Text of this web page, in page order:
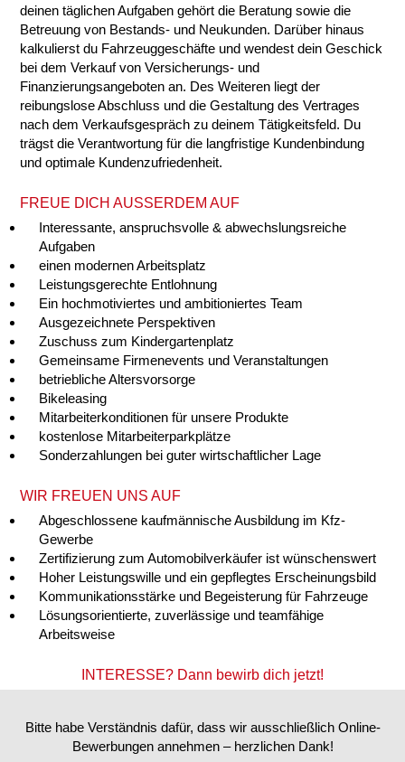
deinen täglichen Aufgaben gehört die Beratung sowie die
Betreuung von Bestands- und Neukunden. Darüber hinaus
kalkulierst du Fahrzeuggeschäfte und wendest dein Geschick
bei dem Verkauf von Versicherungs- und
Finanzierungsangeboten an. Des Weiteren liegt der
reibungslose Abschluss und die Gestaltung des Vertrages
nach dem Verkaufsgespräch zu deinem Tätigkeitsfeld. Du
trägst die Verantwortung für die langfristige Kundenbindung
und optimale Kundenzufriedenheit.
FREUE DICH AUSSERDEM AUF
Interessante, anspruchsvolle & abwechslungsreiche
Aufgaben
einen modernen Arbeitsplatz
Leistungsgerechte Entlohnung
Ein hochmotiviertes und ambitioniertes Team
Ausgezeichnete Perspektiven
Zuschuss zum Kindergartenplatz
Gemeinsame Firmenevents und Veranstaltungen
betriebliche Altersvorsorge
Bikeleasing
Mitarbeiterkonditionen für unsere Produkte
kostenlose Mitarbeiterparkplätze
Sonderzahlungen bei guter wirtschaftlicher Lage
WIR FREUEN UNS AUF
Abgeschlossene kaufmännische Ausbildung im Kfz-
Gewerbe
Zertifizierung zum Automobilverkäufer ist wünschenswert
Hoher Leistungswille und ein gepflegtes Erscheinungsbild
Kommunikationsstärke und Begeisterung für Fahrzeuge
Lösungsorientierte, zuverlässige und teamfähige
Arbeitsweise
INTERESSE? Dann bewirb dich jetzt!
Bitte habe Verständnis dafür, dass wir ausschließlich Online-
Bewerbungen annehmen – herzlichen Dank!